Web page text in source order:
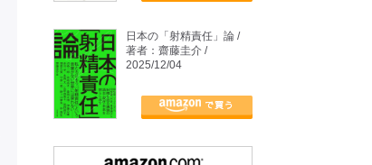
日本の「射精責任」論 /
著者：齋藤圭介 /
2025/12/04